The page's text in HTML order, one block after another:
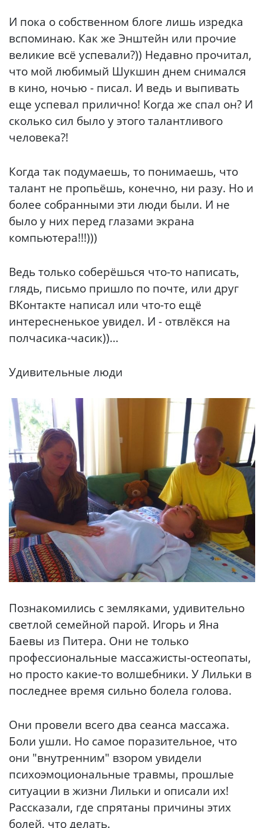
И пока о собственном блоге лишь изредка
вспоминаю. Как же Энштейн или прочие
великие всё успевали?)) Недавно прочитал,
что мой любимый Шукшин днем снимался
в кино, ночью - писал. И ведь и выпивать
еще успевал прилично! Когда же спал он? И
сколько сил было у этого талантливого
человека?!
Когда так подумаешь, то понимаешь, что
талант не пропьёшь, конечно, ни разу. Но и
более собранными эти люди были. И не
было у них перед глазами экрана
компьютера!!!)))
Ведь только соберёшься что-то написать,
глядь, письмо пришло по почте, или друг
ВКонтакте написал или что-то ещё
интересненькое увидел. И - отвлёкся на
полчасика-часик))...
Удивительные люди
Познакомились с земляками, удивительно
светлой семейной парой. Игорь и Яна
Баевы из Питера. Они не только
профессиональные массажисты-остеопаты,
но просто какие-то волшебники. У Лильки в
последнее время сильно болела голова.
Они провели всего два сеанса массажа.
Боли ушли. Но самое поразительное, что
они "внутренним" взором увидели
психоэмоциональные травмы, прошлые
ситуации в жизни Лильки и описали их!
Рассказали, где спрятаны причины этих
болей, что делать.